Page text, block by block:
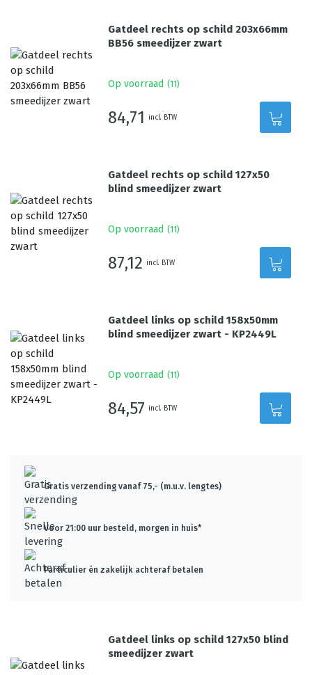
Gatdeel rechts op schild 203x66mm
BB56 smeedijzer zwart
Op voorraad (11 )
84,71 incl. BTW
Gatdeel rechts op schild 127x50
blind smeedijzer zwart
Op voorraad (11 )
87,12 incl. BTW
Gatdeel links op schild 158x50mm
blind smeedijzer zwart - KP2449L
Op voorraad (11 )
84,57 incl. BTW
Gratis verzending vanaf 75,- (m.u.v. lengtes)
Voor 21:00 uur besteld, morgen in huis*
Particulier én zakelijk achteraf betalen
Gatdeel links op schild 127x50 blind
smeedijzer zwart